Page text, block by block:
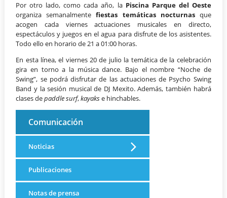
Por otro lado, como cada año, la Piscina Parque del Oeste
organiza semanalmentefiestas temáticas nocturnasque
acogen cada viernes actuaciones musicales en directo,
espectáculos y juegos en el agua para disfrute de los asistentes.
Todo ello en horario de 21 a 01:00 horas.
En esta línea, el viernes 20 de julio la temática de la celebración
gira en torno a la música dance. Bajo el nombre “Noche de
Swing”, se podrá disfrutar de las actuaciones de Psycho Swing
Band y la sesión musical de DJ Mexito. Además, también habrá
clases depaddle surf,kayakse hinchables.
Comunicación
Noticias
Publicaciones
Notas de prensa